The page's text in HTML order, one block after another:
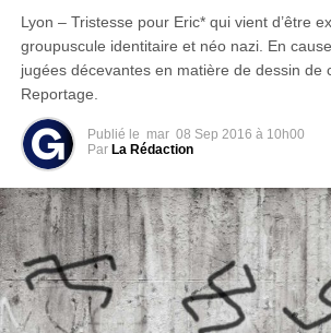
Lyon – Tristesse pour Eric* qui vient d’être
groupuscule identitaire et néo nazi. En
jugées décevantes en matière de dessin de
Reportage.
Publié le mar 08 Sep 2016 à 10h00
Par La Rédaction